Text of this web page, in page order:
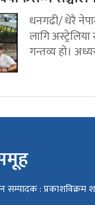
धनगढी/ धेरै
लागि
गन्तव्य हो।
सम्पादक : प्रकाशविक्रम